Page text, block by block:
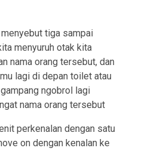
tiga sampai
menyuruh otak kita
nama orang tersebut, dan
lagi di depan toilet atau
ngobrol lagi
nama orang tersebut
perkenalan dengan satu
on dengan kenalan ke